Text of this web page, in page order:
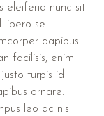
eleifend nunc sit
libero se
dapibus.
facilisis, enim
turpis id
ornare.
leo ac nisi